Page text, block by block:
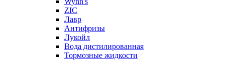
ZIC
Лавр
Антифризы
Лукойл
Вода дистилированная
Тормозные жидкости